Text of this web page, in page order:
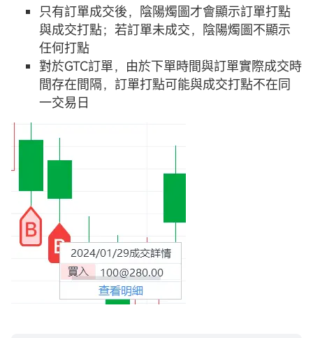
只有訂單成交後，陰陽燭圖才會顯示訂單打點
與成交打點；若訂單未成交，陰陽燭圖不顯示
任何打點
對於GTC訂單，由於下單時間與訂單實際成交時
間存在間隔，訂單打點可能與成交打點不在同
一交易日